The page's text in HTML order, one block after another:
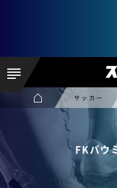
サッカー
FKバウ